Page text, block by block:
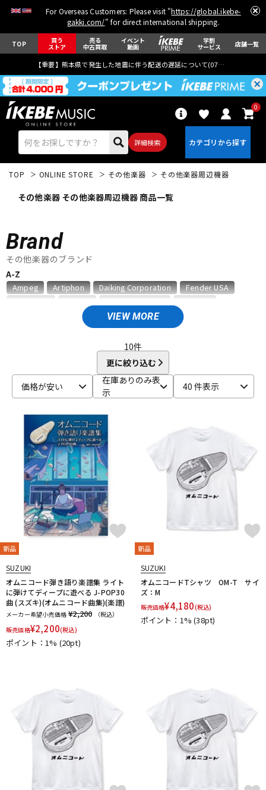
For Overseas Customers: Please visit "https://global.ikebe-
gakki.com/" for direct international shipping.
TOP 買う
ストア
売る
中古買取
イベント
動画
学割
サービス 店舗一覧
【重要】熊本県で発生した地震に伴う配送の遅延について(07月29日
詳細検索
0
エレキギター
ベース ウクレレ
パーカッション
管楽器
アンプ エフェクター
DJ機器 DTM
DTM オンライン納品
配信/ライブ機器 楽器アクセサリ
中古 ヴィンテージ
TOP ONLINE STORE その他楽器 その他楽器周辺機器
その他楽器 その他楽器周辺機器 商品一覧
Brand
その他楽器のブランド
VIEW MORE
A-Z
Ampeg Artiphon Daiking Corporation
Fender USA
Ikebe Original JAM Pedals
MONO MUSICNOMAD
PIERMARIA
Pro-mark
Teenage Engineering
Universal Audio
UTAET VALETON WALRUS AUDIO
10件
更に絞り込む
価格が安い
在庫ありのみ表
示
40 件表示
新品
SUZUKI
オムニコード弾き語り楽譜集 ライト
に弾けてディープに遊べる J-POP30
曲 (スズキ)(オムニコード曲集)(楽譜)
メーカー希望小売価格 ¥2,200
（税込）
販売価格¥2,200(税込)
ポイント：1% (20pt)
新品
SUZUKI
オムニコードTシャツ OM-T サイ
ズ：M
販売価格¥4,180(税込)
ポイント：1%(38pt)